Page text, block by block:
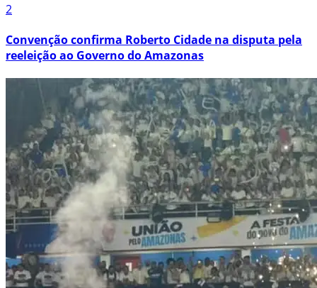
2
Convenção confirma Roberto Cidade na disputa pela
reeleição ao Governo do Amazonas